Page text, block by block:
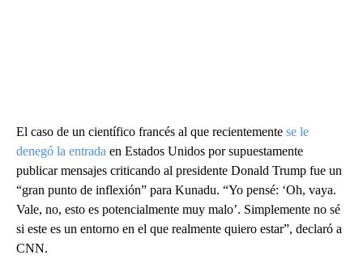
El caso de un científico francés al que recientemente se le
denegó la entrada en Estados Unidos por supuestamente
publicar mensajes criticando al presidente Donald Trump fue un
“gran punto de inflexión” para Kunadu. “Yo pensé: ‘Oh, vaya.
Vale, no, esto es potencialmente muy malo’. Simplemente no sé
si este es un entorno en el que realmente quiero estar”, declaró a
CNN.